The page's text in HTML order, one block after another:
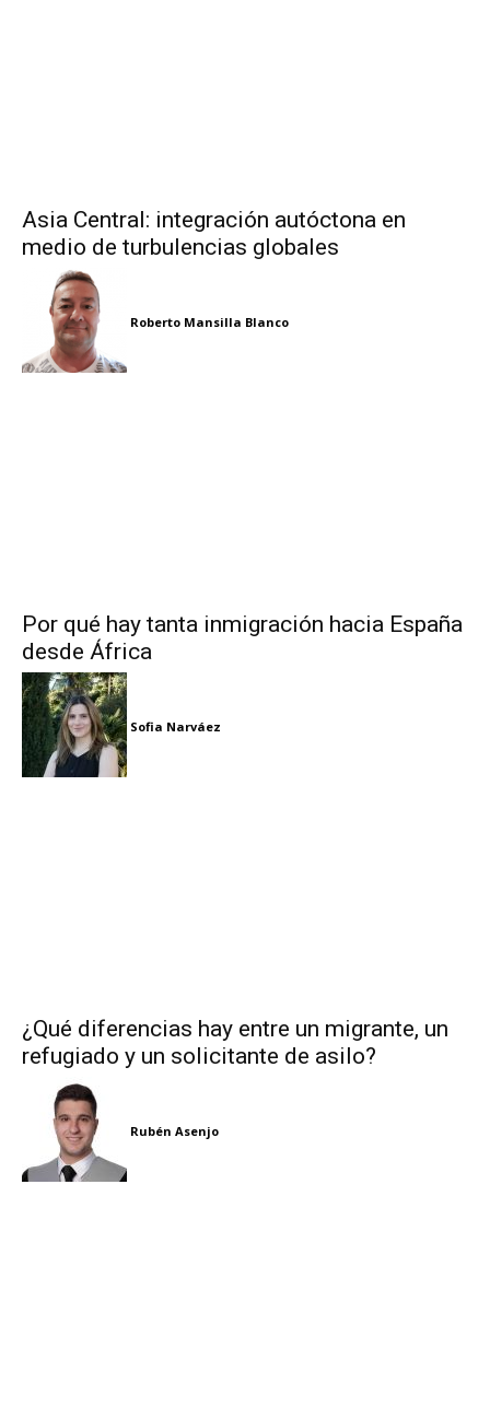
Asia Central: integración autóctona en
medio de turbulencias globales
Roberto Mansilla Blanco
Por qué hay tanta inmigración hacia España
desde África
Sofia Narváez
¿Qué diferencias hay entre un migrante, un
refugiado y un solicitante de asilo?
Rubén Asenjo